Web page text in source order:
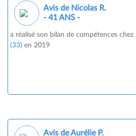
Avis de Nicolas R.
- 41 ANS -
a réalisé son bilan de compétences chez
(33) en 2019
Avis de Aurélie P.